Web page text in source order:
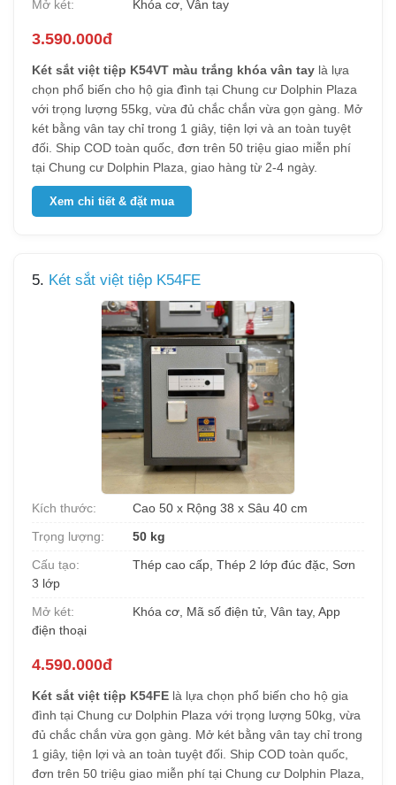
Mở két:
Khóa cơ, Vân tay
3.590.000đ
Két sắt việt tiệp K54VT màu trắng khóa vân tay là lựa
chọn phổ biến cho hộ gia đình tại Chung cư Dolphin Plaza
với trọng lượng 55kg, vừa đủ chắc chắn vừa gọn gàng. Mở
két bằng vân tay chỉ trong 1 giây, tiện lợi và an toàn tuyệt
đối. Ship COD toàn quốc, đơn trên 50 triệu giao miễn phí
tại Chung cư Dolphin Plaza, giao hàng từ 2-4 ngày.
Xem chi tiết & đặt mua
5. Két sắt việt tiệp K54FE
Kích thước:
Cao 50 x Rộng 38 x Sâu 40 cm
Trọng lượng:
50 kg
Cấu tạo:
Thép cao cấp, Thép 2 lớp đúc đặc, Sơn
3 lớp
Mở két:
Khóa cơ, Mã số điện tử, Vân tay, App
điện thoại
4.590.000đ
Két sắt việt tiệp K54FE là lựa chọn phổ biến cho hộ gia
đình tại Chung cư Dolphin Plaza với trọng lượng 50kg, vừa
đủ chắc chắn vừa gọn gàng. Mở két bằng vân tay chỉ trong
1 giây, tiện lợi và an toàn tuyệt đối. Ship COD toàn quốc,
đơn trên 50 triệu giao miễn phí tại Chung cư Dolphin Plaza,